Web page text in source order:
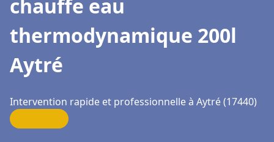
chauffe eau
thermodynamique 200l
Aytré
Intervention rapide et professionnelle à Aytré (17440)